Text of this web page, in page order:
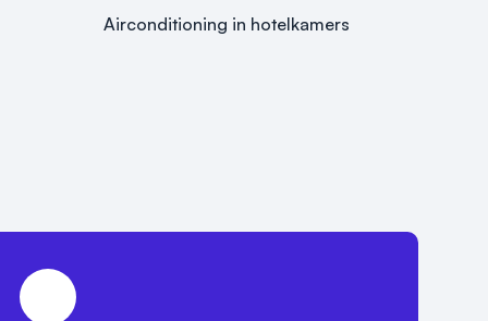
Airconditioning in hotelkamers